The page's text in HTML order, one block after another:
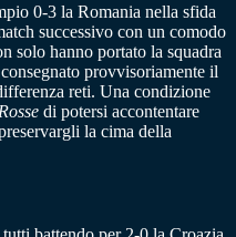
0-3 la Romania nella sfida
successivo con un comodo
solo hanno portato la squadra
provvisoriamente il
reti. Una condizione
di potersi accontentare
la cima della